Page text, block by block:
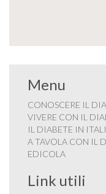
Menu
CONOSCERE IL
VIVERE CON IL
IL DIABETE IN
A TAVOLA CON IL
EDICOLA
Link utili